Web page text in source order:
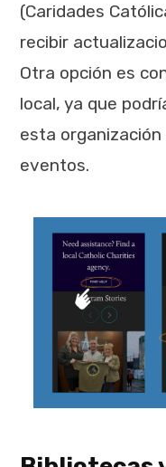
(Caridades
recibir
Otra opción es
local, ya que
esta
eventos.